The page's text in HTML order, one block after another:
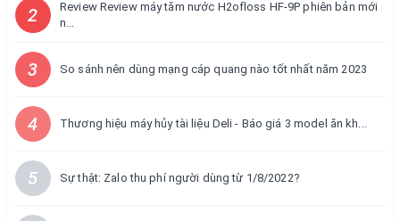
2
Review Review máy tăm nước H2ofloss HF-9P phiên bản mới
n...
3 So sánh nên dùng mạng cáp quang nào tốt nhất năm 2023
4 Thương hiệu máy hủy tài liệu Deli - Báo giá 3 model ăn kh...
5 Sự thật: Zalo thu phí người dùng từ 1/8/2022?